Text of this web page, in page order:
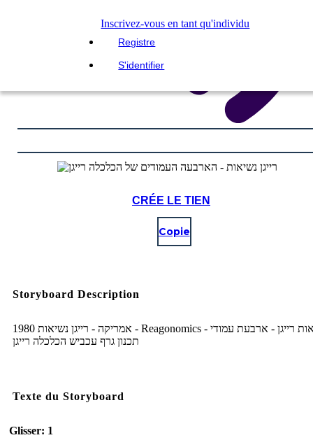
Inscrivez-vous en tant qu'individu
Registre
S'identifier
CRÉE LE TIEN
Copie
Storyboard Description
1980 אמריקה - רייגן נשיאות - Reagonomics - נשיאות רייגן - ארבעת עמודי
תכנון גרף עכביש הכלכלה רייגן
Texte du Storyboard
Glisser: 1